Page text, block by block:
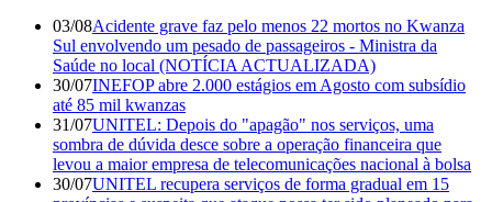
03/08Acidente grave faz pelo menos 22 mortos no Kwanza
Sul envolvendo um pesado de passageiros - Ministra da
Saúde no local (NOTÍCIA ACTUALIZADA)
30/07INEFOP abre 2.000 estágios em Agosto com subsídio
até 85 mil kwanzas
31/07UNITEL: Depois do "apagão" nos serviços, uma
sombra de dúvida desce sobre a operação financeira que
levou a maior empresa de telecomunicações nacional à bolsa
30/07UNITEL recupera serviços de forma gradual em 15